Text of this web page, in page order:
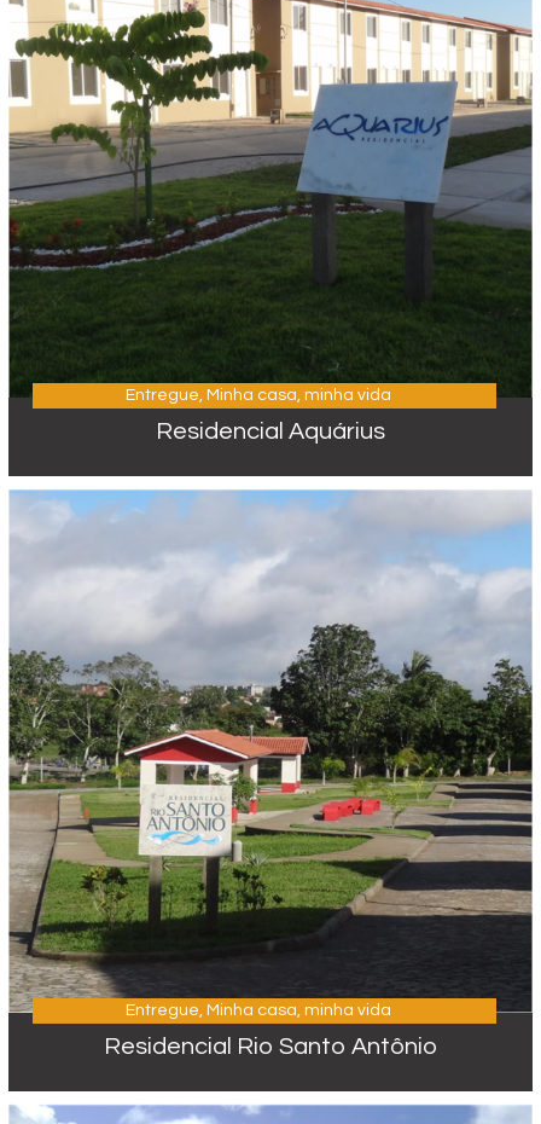
Entregue, Minha casa, minha vida
Residencial Aquárius
Entregue Minha casa, minha vida
Residencial Rio Santo Antônio